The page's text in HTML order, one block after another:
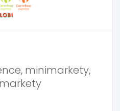
minimarkety,